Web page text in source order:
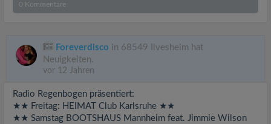
0 Kommentare
Foreverdisco in 68549 Ilvesheim hat
Neuigkeiten.
vor 12 Jahren
Radio Regenbogen präsentiert:
★★ Freitag: HEIMAT Club Karlsruhe ★★
★★ Samstag BOOTSHAUS Mannheim feat. Jimmie Wilson